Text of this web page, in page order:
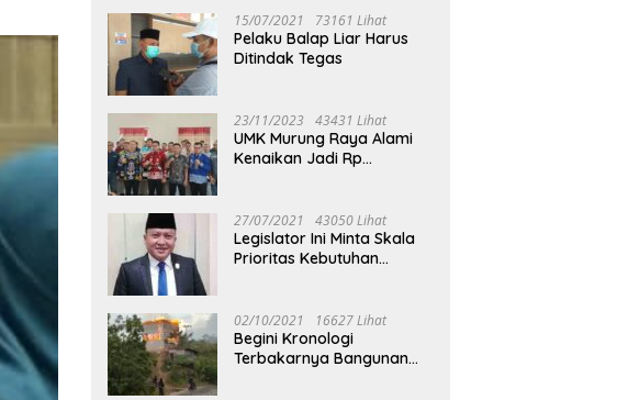
15/07/2021 73161 Lihat
Pelaku Balap Liar Harus
Ditindak Tegas
23/11/2023 43431 Lihat
UMK Murung Raya Alami
Kenaikan Jadi Rp
27/07/2021 43050 Lihat
Legislator Ini Minta Skala
Prioritas Kebutuhan
02/10/2021 16627 Lihat
Begini Kronologi
Terbakarnya Bangunan